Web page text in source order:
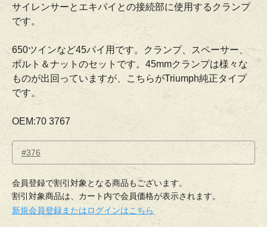
サイレンサーとエキパイとの接続部に使用するクランプ
です。
650ツインなど45パイ用です。クランプ、スペーサー、
ボルト＆ナットのセットです。45mmクランプは様々な
ものが出回っていますが、こちらがTriumph純正タイプ
です。
OEM:70 3767
#376
会員登録で割引対象となる商品もございます。
割引対象商品は、カート内で会員価格が表示されます。
新規会員登録またはログインはこちら